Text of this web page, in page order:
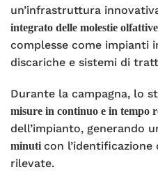
un’infrastruttura
integrato delle molestie olfattive
complesse come impianti
discariche e sistemi di
Durante la campagna, lo
misure in continuo e in tempo
dell’impianto, generando
minuti con l’identificazione
rilevate.